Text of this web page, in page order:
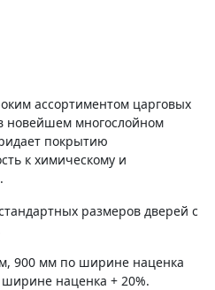
ассортиментом царговых
новейшем многослойном
покрытию
к химическому и
размеров дверей с
900 мм по ширине наценка
наценка + 20%.